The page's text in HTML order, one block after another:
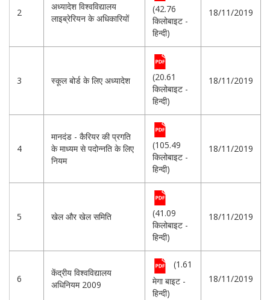
2
अध्यादेश विश्वविद्यालय
लाइब्रेरियन के अधिकारियों
(42.76
किलोबाइट -
हिन्दी)
18/11/2019
3 स्कूल बोर्ड के लिए अध्यादेश
(20.61
किलोबाइट -
हिन्दी)
18/11/2019
4
मानदंड - कैरियर की प्रगति
के माध्यम से पदोन्नति के लिए
नियम
(105.49
किलोबाइट -
हिन्दी)
18/11/2019
5 खेल और खेल समिति
(41.09
किलोबाइट -
हिन्दी)
18/11/2019
6
केंद्रीय विश्वविद्यालय
अधिनियम 2009
(1.61
मेगा बाइट -
हिन्दी)
18/11/2019